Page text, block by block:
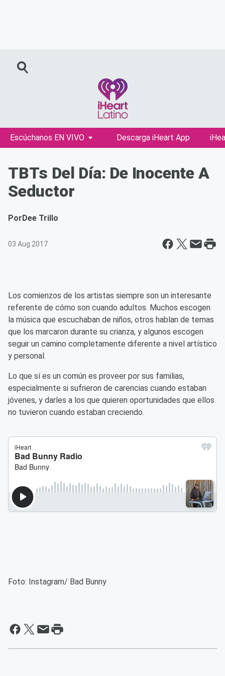
Escúchanos EN VIVO Descarga iHeart App
TBTs Del Día: De Inocente A
Seductor
PorDee Trillo
03 Aug 2017
Los comienzos de los artistas siempre son un interesante
referente de cómo son cuando adultos. Muchos escogen
la música que escuchaban de niños, otros hablan de temas
que los marcaron durante su crianza, y algunos escogen
seguir un camino completamente diferente a nivel artístico
y personal.
Lo que sí es un común es proveer por sus familias,
especialmente si sufrieron de carencias cuando estaban
jóvenes, y darles a los que quieren oportunidades que ellos
no tuvieron cuando estaban creciendo.
Foto: Instagram/ Bad Bunny